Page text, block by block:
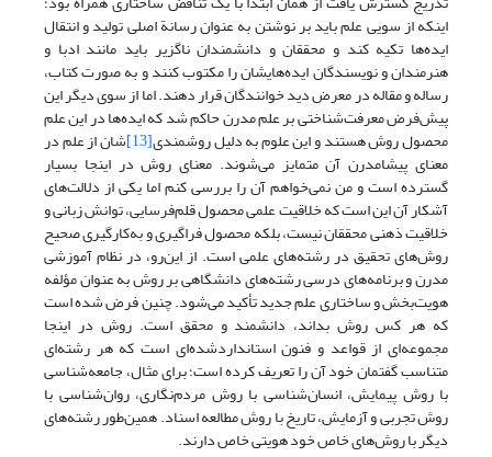
اینکه از سویی علم باید بر نوشتن به عنوان رسانة اصلی تولید و انتقال
ایده‌ها تکیه کند و محققان و دانشمندان ناگزیر باید مانند ادبا و
هنرمندان و نویسندگان ایده‌هایشان را مکتوب کنند و به صورت کتاب،
رساله و مقاله در معرض دید خوانندگان قرار دهند. اما از سوی دیگر این
پیش‌فرض معرفت‌شناختی بر علم مدرن حاکم شد که ایده‌ها در این علم
محصول روش هستند و این علوم به دلیل روشمندی[13] ‌شان از علم در
معنای پیشامدرن آن متمایز می‌شوند. معنای روش در اینجا بسیار
گسترده است و من نمی‌خواهم آن را بررسی کنم اما یکی از دلالت‌های
آشکار آن این است که خلاقیت علمی محصول قلم‌فرسایی، توانش زبانی و
خلاقیت ذهنی محققان نیست، بلکه محصول فراگیری و به‌کارگیری صحیح
روش‌های تحقیق در رشته‌های علمی است. از این‌رو، در نظام آموزشی
مدرن و برنامه‌های درسی رشته‌‌های دانشگاهی بر روش به عنوان مؤلفه
هویت‌بخش و ساختاری علم جدید تأکید می‌شود. چنین فرض شده است
که هر کس روش بداند، دانشمند و محقق است. روش در اینجا
مجموعه‌ای از قواعد و فنون استانداردشده‌ای است که هر رشته‌ای
متناسب گفتمان خود آن را تعریف کرده است؛ برای مثال، جامعه‌شناسی
با روش پیمایش، انسان‌شناسی با روش مردم‌نگاری، روان‌شناسی با
روش تجربی و آزمایش، تاریخ با روش مطالعه اسناد. همین‌طور رشته‌های
دیگر با روش‌های خاص خود هویتی خاص دارند.